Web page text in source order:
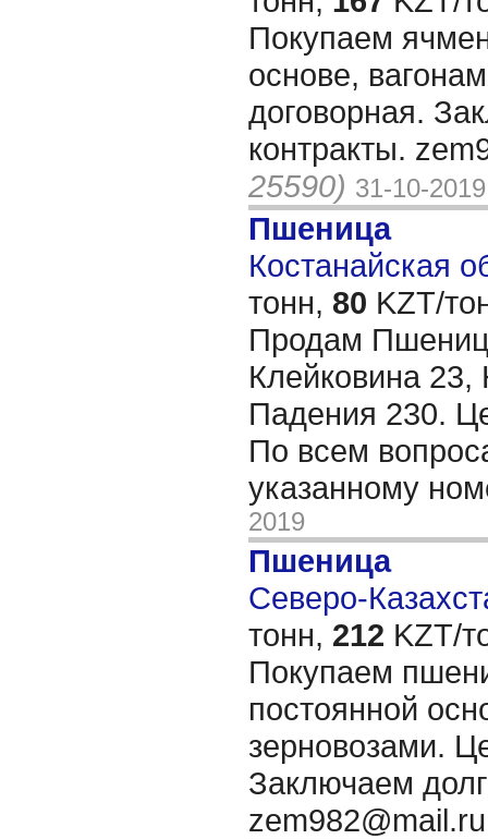
Покупаем
основе,
договорная.
контракты.
25590) 31-10-2019
Пшеница
Костанайская
тонн, 80 KZT/
Продам
Клейковина
Падения 230.
По всем
указанному
2019
Пшеница
Северо-
тонн, 212 KZT/
Покупаем
постоянной
зерновозами.
Заключаем